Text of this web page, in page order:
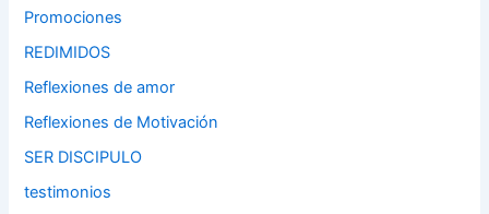
Promociones
REDIMIDOS
Reflexiones de amor
Reflexiones de Motivación
SER DISCIPULO
testimonios